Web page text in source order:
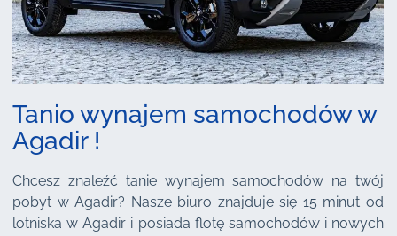
Tanio wynajem samochodów w
Agadir !
Chcesz znaleźć tanie wynajem samochodów na twój
pobyt w Agadir? Nasze biuro znajduje się 15 minut od
lotniska w Agadir i posiada flotę samochodów i nowych